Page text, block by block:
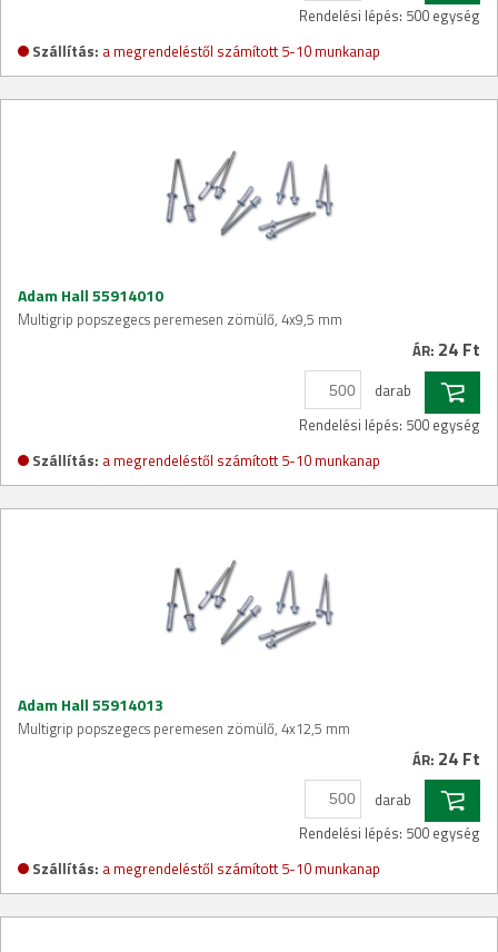
Rendelési lépés: 500 egység
Szállítás: a megrendeléstől számított 5-10 munkanap
Adam Hall 55914010
Multigrip popszegecs peremesen zömülő, 4x9,5 mm
ÁR: 24 Ft
darab
Rendelési lépés: 500 egység
Szállítás: a megrendeléstől számított 5-10 munkanap
Adam Hall 55914013
Multigrip popszegecs peremesen zömülő, 4x12,5 mm
ÁR: 24 Ft
darab
Rendelési lépés: 500 egység
Szállítás: a megrendeléstől számított 5-10 munkanap